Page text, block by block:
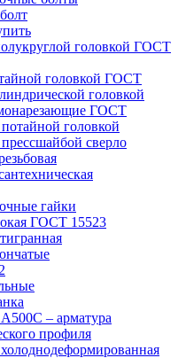
головкой ГОСТ
головкой ГОСТ
головкой
ГОСТ
головкой
сверло
гайки
ГОСТ 15523
– арматура
профиля